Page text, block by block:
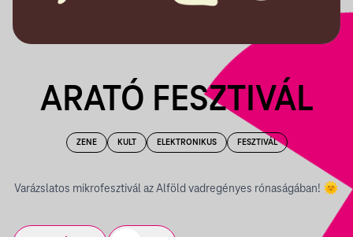
ARATÓ FESZTIVÁL
ZENE KULT ELEKTRONIKUS FESZTIVÁL
Varázslatos mikrofesztivál az Alföld vadregényes rónaságában! 🌞